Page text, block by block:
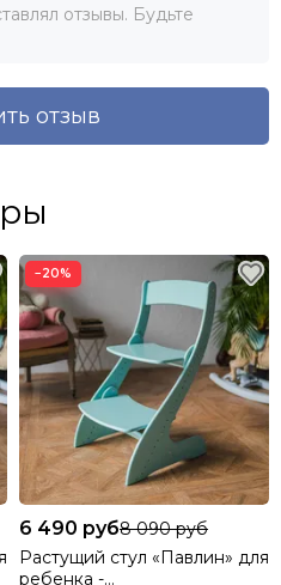
отзывы. Будьте
отзыв
−20%
6 490 руб8 090 руб
Растущий стул «Павлин» для
ребенка -